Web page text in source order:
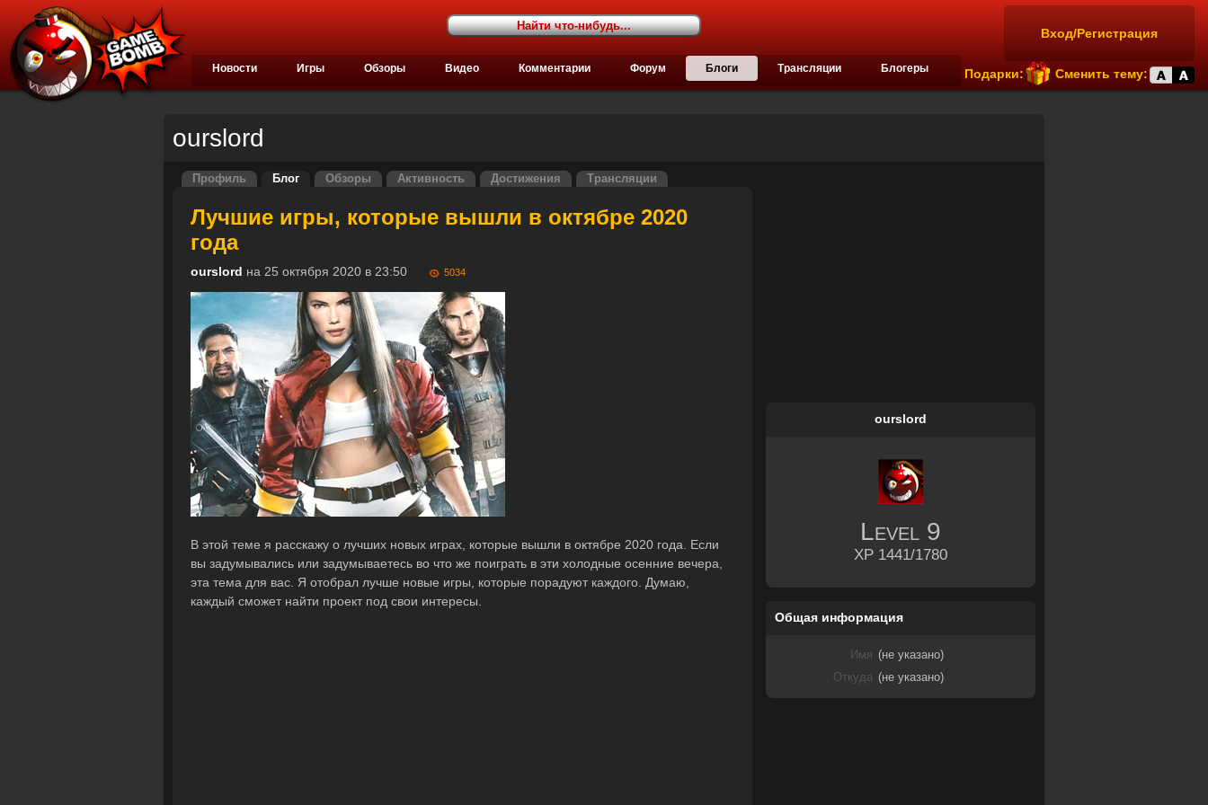
Вход/Регистрация
Подарки: Сменить тему:
Новости Игры Обзоры Видео Комментарии Форум Блоги Трансляции Блогеры
ourslord
Профиль Блог Обзоры Активность Достижения Трансляции
Лучшие игры, которые вышли в октябре 2020
года
ourslord на 25 октября 2020 в 23:50 5034
В этой теме я расскажу о лучших новых играх, которые вышли в октябре 2020 года. Если
вы задумывались или задумываетесь во что же поиграть в эти холодные осенние вечера,
эта тема для вас. Я отобрал лучше новые игры, которые порадуют каждого. Думаю,
каждый сможет найти проект под свои интересы.
ourslord
Level 9
XP 1441/1780
Общая информация
Имя (не указано)
Откуда (не указано)